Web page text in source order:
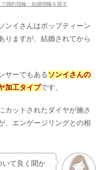
婚約指輪・結婚指輪を探す
ンイさんはポップティーン
りますが、結婚されてから
サーでもあるソンイさんの
加工タイプです。
カットされたダイヤが施さ
、エンゲージリングとの相
いて良く聞か